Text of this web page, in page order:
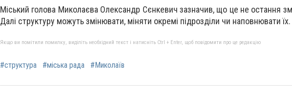
Міський голова Миколаєва Олександр Сєнкевич зазначив, що це не остання
Далі структуру можуть змінювати, міняти окремі підрозділи чи наповнювати їх.
Якщо ви помітили помилку, виділіть необхідний текст і натисніть Ctrl + Enter, щоб повідомити про це редакцію
#структура #міська рада #Миколаїв